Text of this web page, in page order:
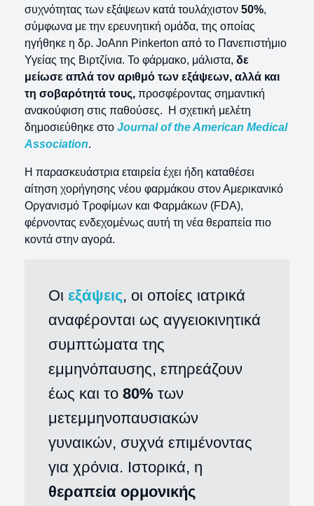
συχνότητας των εξάψεων κατά τουλάχιστον 50%,
σύμφωνα με την ερευνητική ομάδα, της οποίας
ηγήθηκε η δρ. JoAnn Pinkerton από το Πανεπιστήμιο
Υγείας της Βιρτζίνια. Το φάρμακο, μάλιστα, δε
μείωσε απλά τον αριθμό των εξάψεων, αλλά και
τη σοβαρότητά τους, προσφέροντας σημαντική
ανακούφιση στις παθούσες. Η σχετική μελέτη
δημοσιεύθηκε στο Journal of the American Medical
Association.
Η παρασκευάστρια εταιρεία έχει ήδη καταθέσει
αίτηση χορήγησης νέου φαρμάκου στον Αμερικανικό
Οργανισμό Τροφίμων και Φαρμάκων (FDA),
φέρνοντας ενδεχομένως αυτή τη νέα θεραπεία πιο
κοντά στην αγορά.
Οι εξάψεις, οι οποίες ιατρικά
αναφέρονται ως αγγειοκινητικά
συμπτώματα της
εμμηνόπαυσης, επηρεάζουν
έως και το 80% των
μετεμμηνοπαυσιακών
γυναικών, συχνά επιμένοντας
για χρόνια. Ιστορικά, η
θεραπεία ορμονικής